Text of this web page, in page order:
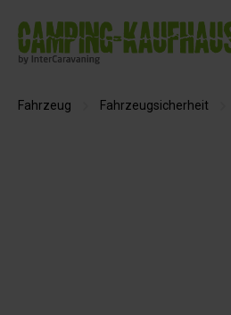
Zur Hauptnavigation
Fahrzeug Fahrzeugsicherheit